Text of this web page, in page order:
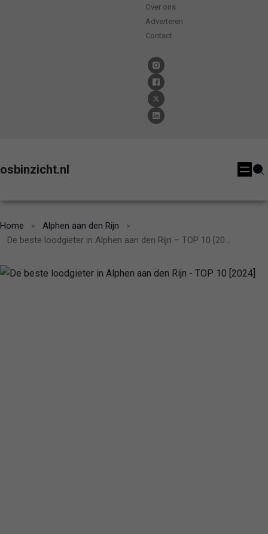
Over ons
Adverteren
Contact
osbinzicht.nl
Home
Alphen aan den Rijn
De beste loodgieter in Alphen aan den Rijn – TOP 10 [2024]